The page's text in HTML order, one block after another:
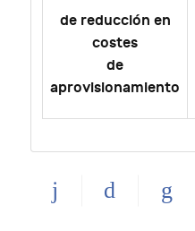
de reducción en
costes
de
aprovisionamiento